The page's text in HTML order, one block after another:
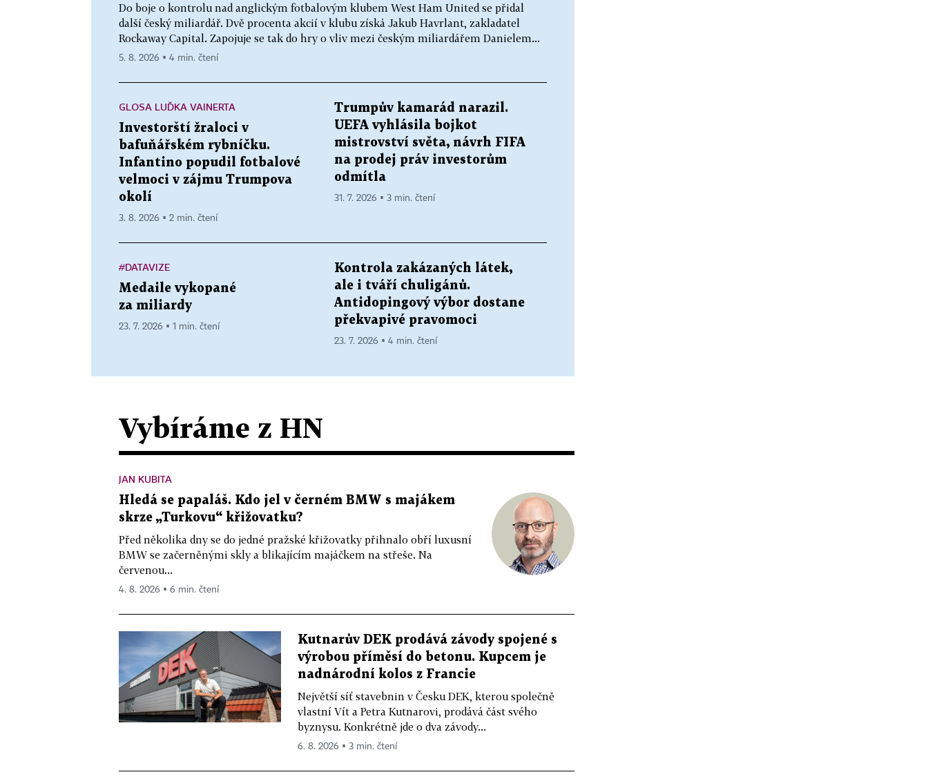
Do boje o kontrolu nad anglickým fotbalovým klubem West Ham United se přidal
další český miliardář. Dvě procenta akcií v klubu získá Jakub Havrlant, zakladatel
Rockaway Capital. Zapojuje se tak do hry o vliv mezi českým miliardářem Danielem...
5. 8. 2026 ▪ 4 min. čtení
GLOSA LUĎKA VAINERTA
Investorští žraloci v
bafuňářském rybníčku.
Infantino popudil fotbalové
velmoci v zájmu Trumpova
okolí
3. 8. 2026 ▪ 2 min. čtení
Trumpův kamarád narazil.
UEFA vyhlásila bojkot
mistrovství světa, návrh FIFA
na prodej práv investorům
odmítla
31. 7. 2026 ▪ 3 min. čtení
#DATAVIZE
Medaile vykopané
za miliardy
23. 7. 2026 ▪ 1 min. čtení
Kontrola zakázaných látek,
ale i tváří chuligánů.
Antidopingový výbor dostane
překvapivé pravomoci
23. 7. 2026 ▪ 4 min. čtení
Vybíráme z HN
JAN KUBITA
Hledá se papaláš. Kdo jel v černém BMW s majákem
skrze „Turkovu“ křižovatku?
Před několika dny se do jedné pražské křižovatky přihnalo obří luxusní
BMW se začerněnými skly a blikajícím majáčkem na střeše. Na
červenou...
4. 8. 2026 ▪ 6 min. čtení
Kutnarův DEK prodává závody spojené s
výrobou příměsí do betonu. Kupcem je
nadnárodní kolos z Francie
Největší síť stavebnin v Česku DEK, kterou společně
vlastní Vít a Petra Kutnarovi, prodává část svého
byznysu. Konkrétně jde o dva závody...
6. 8. 2026 ▪ 3 min. čtení